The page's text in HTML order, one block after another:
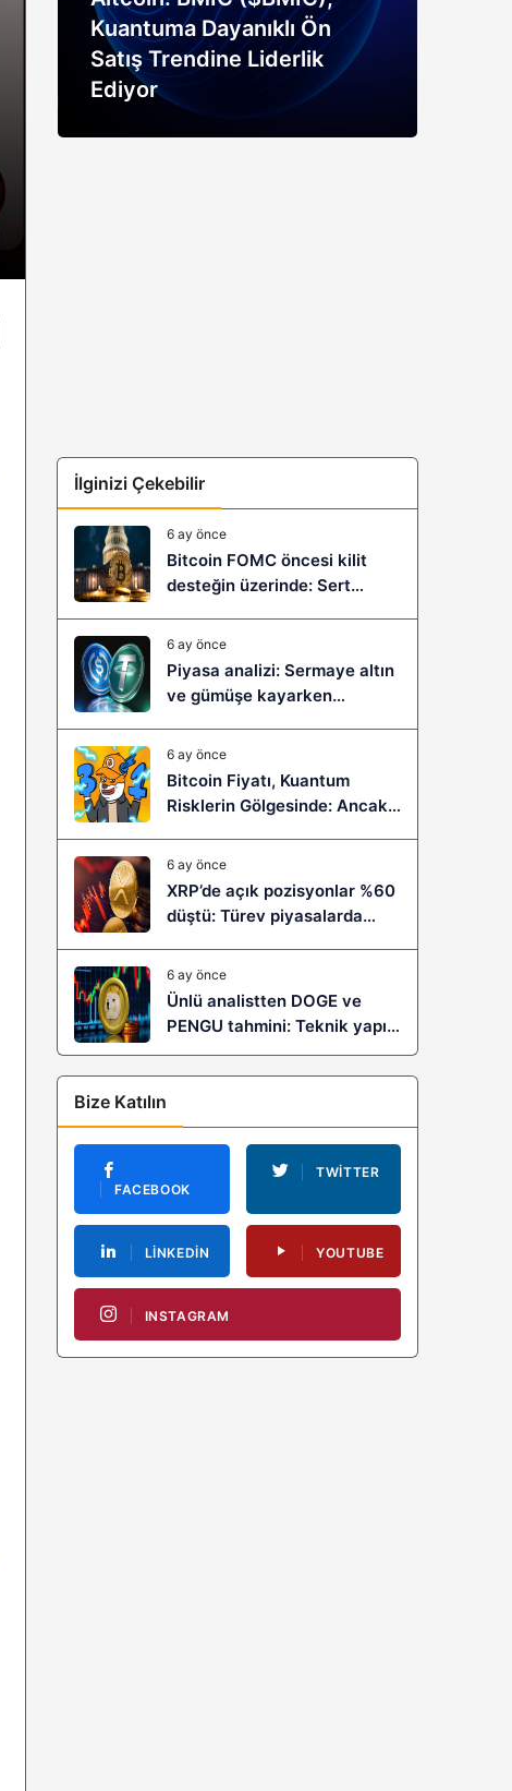
Kuantuma Dayanıklı Ön
Satış Trendine Liderlik
Ediyor
İlginizi Çekebilir
6 ay önce
Bitcoin FOMC öncesi kilit
desteğin üzerinde: Sert
geliyor?
6 ay önce
Piyasa analizi: Sermaye altın
ve gümüşe kayarken
6 ay önce
Bitcoin Fiyatı, Kuantum
Risklerin Gölgesinde: Ancak
Sıçramaya Yaşayabilir!
6 ay önce
XRP’de açık pozisyonlar %60
düştü: Türev piyasalarda
trendin habercisi mi?
6 ay önce
Ünlü analistten DOGE ve
PENGU tahmini: Teknik yapı
yükselişe işaret ediyor
Bize Katılın
FACEBOOK
TWITTER
LINKEDIN YOUTUBE
INSTAGRAM